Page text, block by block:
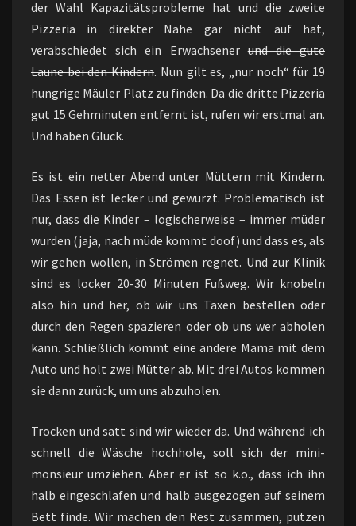
der Wahl Kapazitätsprobleme hat und die zweite
Pizzeria in direkter Nähe gar nicht auf hat,
verabschiedet sich ein Erwachsenerund die gute
Laune bei den Kindern. Nun gilt es, „nur noch“ für 19
hungrige Mäuler Platz zu finden. Da die dritte Pizzeria
gut 15 Gehminuten entfernt ist, rufen wir erstmal an.
Und haben Glück.
Es ist ein netter Abend unter Müttern mit Kindern.
Das Essen ist lecker und gewürzt. Problematisch ist
nur, dass die Kinder – logischerweise – immer müder
wurden (jaja, nach müde kommt doof) und dass es, als
wir gehen wollen, in Strömen regnet. Und zur Klinik
sind es locker 20-30 Minuten Fußweg. Wir knobeln
also hin und her, ob wir uns Taxen bestellen oder
durch den Regen spazieren oder ob uns wer abholen
kann. Schließlich kommt eine andere Mama mit dem
Auto und holt zwei Mütter ab. Mit drei Autos kommen
sie dann zurück, um uns abzuholen.
Trocken und satt sind wir wieder da. Und während ich
schnell die Wäsche hochhole, soll sich der mini-
monsieur umziehen. Aber er ist so k.o., dass ich ihn
halb eingeschlafen und halb ausgezogen auf seinem
Bett finde. Wir machen den Rest zusammen, putzen